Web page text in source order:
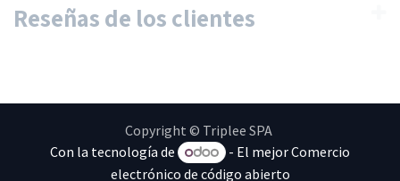
Reseñas de los clientes
Copyright © Triplee SPA
Con la tecnología de
- El mejorComercio
electrónico de código abierto